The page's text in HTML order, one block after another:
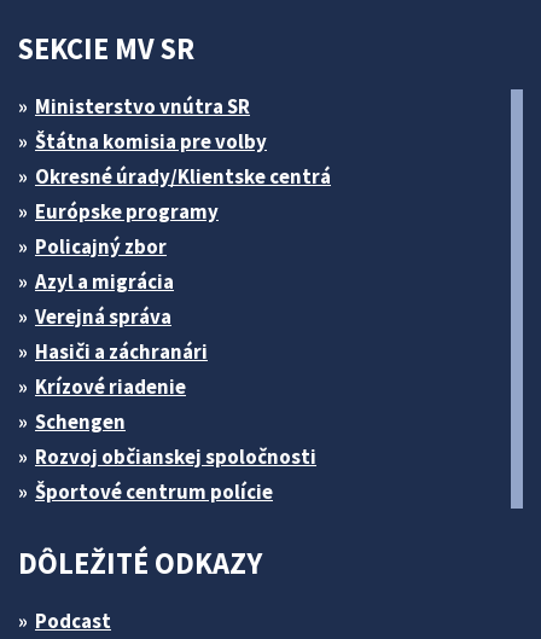
SEKCIE MV SR
Ministerstvo vnútra SR
Štátna komisia pre volby
Okresné úrady/Klientske centrá
Európske programy
Policajný zbor
Azyl a migrácia
Verejná správa
Hasiči a záchranári
Krízové riadenie
Schengen
Rozvoj občianskej spoločnosti
Športové centrum polície
DÔLEŽITÉ ODKAZY
Podcast